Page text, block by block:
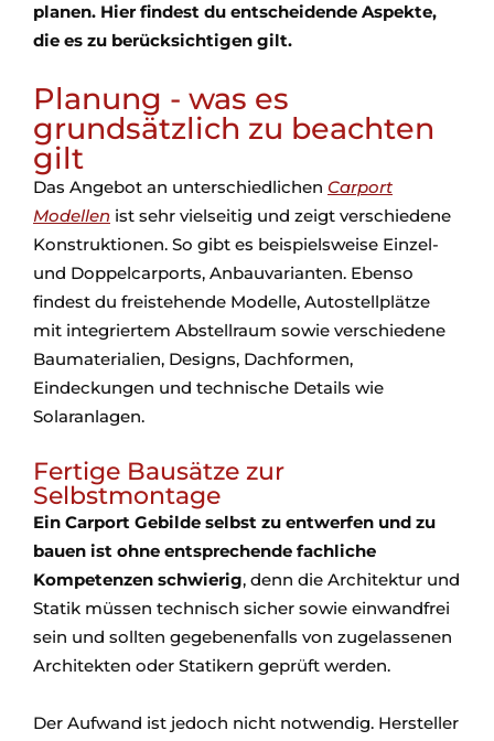
planen. Hier findest du entscheidende Aspekte,
die es zu berücksichtigen gilt.
Planung - was es
grundsätzlich zu beachten
gilt
Das Angebot an unterschiedlichen Carport
Modellen ist sehr vielseitig und zeigt verschiedene
Konstruktionen. So gibt es beispielsweise Einzel-
und Doppelcarports, Anbauvarianten. Ebenso
findest du freistehende Modelle, Autostellplätze
mit integriertem Abstellraum sowie verschiedene
Baumaterialien, Designs, Dachformen,
Eindeckungen und technische Details wie
Solaranlagen.
Fertige Bausätze zur
Selbstmontage
Ein Carport Gebilde selbst zu entwerfen und zu
bauen ist ohne entsprechende fachliche
Kompetenzen schwierig, denn die Architektur und
Statik müssen technisch sicher sowie einwandfrei
sein und sollten gegebenenfalls von zugelassenen
Architekten oder Statikern geprüft werden.
Der Aufwand ist jedoch nicht notwendig. Hersteller